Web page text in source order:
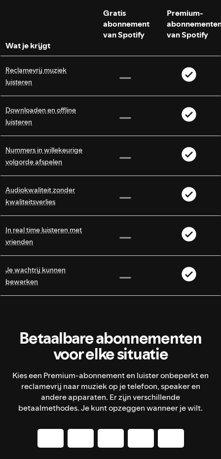
Wat je krijgt
Gratis
abonnement
van Spotify
Premium-
van Spotify
Reclamevrij muziek
luisteren
Downloaden en offline
luisteren
Nummers in willekeurige
volgorde afspelen
Audiokwaliteit zonder
kwaliteitsverlies
In real time luisteren met
vrienden
Je wachtrij kunnen
bewerken
Betaalbare abonnementen
voor elke situatie
Kies een Premium-abonnement en luister onbeperkt en
reclamevrij naar muziek op je telefoon, speaker en
andere apparaten. Er zijn verschillende
betaalmethodes. Je kunt opzeggen wanneer je wilt.